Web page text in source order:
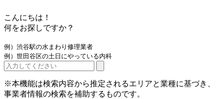
こんにちは！
何をお探しですか？
例）渋谷駅の水まわり修理業者
例）世田谷区の土日にやっている内科
※本機能は検索内容から推定されるエリアと業種に基づき、
事業者情報の検索を補助するものです。